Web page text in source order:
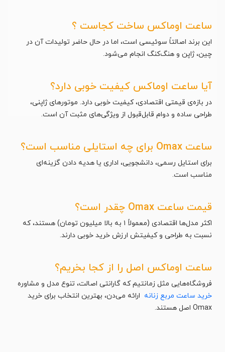
ساعت اوماکس ساخت کجاست ؟
این برند اصالتاً سوئیسی است، اما در حال حاضر تولیدات آن در
چین، ژاپن و هنگ‌کنگ انجام می‌شود.
آیا ساعت اوماکس کیفیت خوبی دارد؟
در بازه‌ی قیمتی اقتصادی، کیفیت خوبی دارد. موتورهای ژاپنی،
طراحی ساده و دوام قابل‌قبول از ویژگی‌های مثبت آن است.
ساعت Omax برای چه استایلی مناسب است؟
برای استایل رسمی، دانشجویی، اداری یا هدیه دادن گزینه‌ای
مناسب است.
قیمت ساعت Omax چقدر است؟
اکثر مدل‌ها اقتصادی (معمولاً ۱ به بالا میلیون تومان) هستند، که
نسبت به طراحی و کیفیتش ارزش خرید خوبی دارند.
ساعت اوماکس اصل را از کجا بخریم؟
فروشگاه‌هایی مثل زمانتیم که گارانتی اصالت، تنوع مدل و مشاوره
خرید ساعت مربع زنانه ارائه می‌دن، بهترین انتخاب برای خرید
Omax اصل هستند.